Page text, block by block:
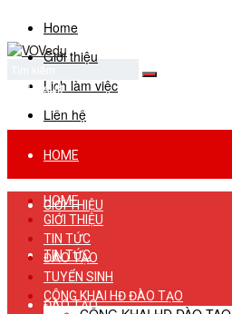
Home
Giới thiệu
Lịch làm việc
Liên hệ
No Result
View All Result
HOME
GIỚI THIỆU
TIN TỨC
ĐÀO TẠO
HOME
GIỚI THIỆU
TIN TỨC
ĐÀO TẠO
TUYỂN SINH
CÔNG KHAI HĐ ĐÀO TẠO